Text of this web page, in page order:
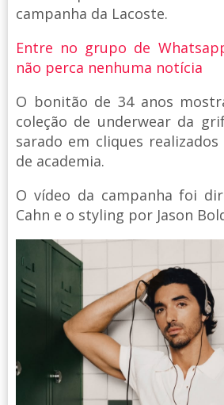
campanha da Lacoste.
Entre no grupo de
não perca nenhuma notícia
O bonitão de 34 anos
coleção de underwear da
sarado em cliques
de academia.
O vídeo da campanha foi
Cahn e o styling por Jason